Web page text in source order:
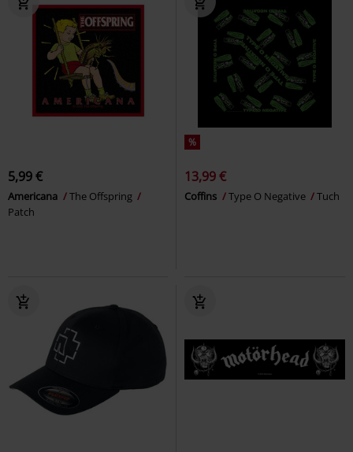
5,99 €
Americana
The Offspring
Patch
%
13,99 €
Coffins Type O Negative Tuch